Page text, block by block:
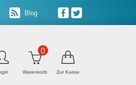
Blog
Warenkorb
0
Zur Kasse